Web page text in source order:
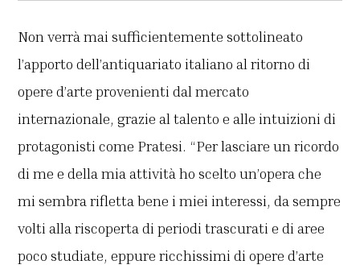
Non verrà mai sufficientemente sottolineato
l’apporto dell’antiquariato italiano al ritorno di
opere d’arte provenienti dal mercato
internazionale, grazie al talento e alle intuizioni di
protagonisti come Pratesi. “Per lasciare un ricordo
di me e della mia attività ho scelto un’opera che
mi sembra rifletta bene i miei interessi, da sempre
volti alla riscoperta di periodi trascurati e di aree
poco studiate, eppure ricchissimi di opere d’arte